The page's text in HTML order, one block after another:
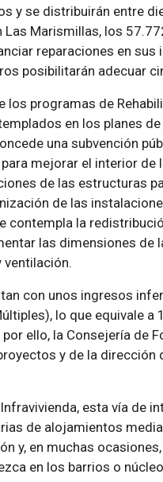
y se distribuirán entre
Las Marismillas, los
reparaciones en sus
posibilitarán adecuar
los programas de
en los planes
una subvención
mejorar el interior de
de las estructuras
de las
contempla la
las dimensiones de
ventilación.
con unos ingresos
lo que equivale a
ello, la Consejería de
y de la dirección
esta vía de
de alojamientos
y, en muchas
en los barrios o